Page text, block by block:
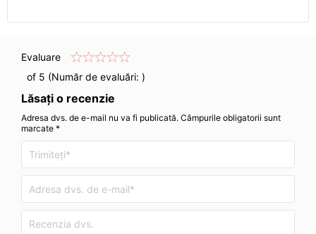
Evaluare
of 5 (Număr de evaluări: )
Lăsați o recenzie
Adresa dvs. de e-mail nu va fi publicată. Câmpurile obligatorii sunt
marcate *